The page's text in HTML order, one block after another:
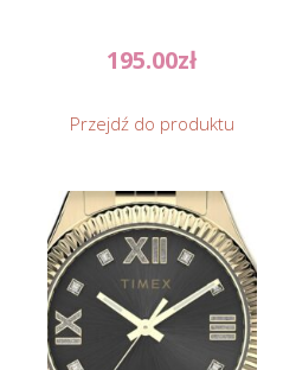
195.00zł
Przejdź do produktu